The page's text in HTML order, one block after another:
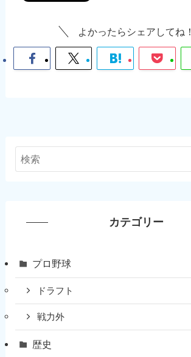
よかったらシェアしてね！
カテゴリー
プロ野球
ドラフト
戦力外
歴史